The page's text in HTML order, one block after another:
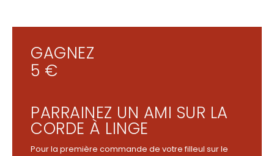
GAGNEZ
5 €
PARRAINEZ UN AMI SUR LA
CORDE À LINGE
Pour la première commande de votre filleul sur le